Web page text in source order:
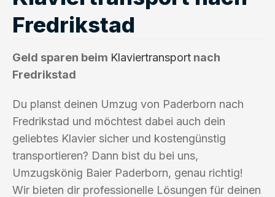
Fredrikstad
Geld sparen beim Klaviertransport nach
Fredrikstad
Du planst deinen Umzug von Paderborn nach
Fredrikstad und möchtest dabei auch dein
geliebtes Klavier sicher und kostengünstig
transportieren? Dann bist du bei uns,
Umzugskönig Baier Paderborn, genau richtig!
Wir bieten dir professionelle Lösungen für deinen